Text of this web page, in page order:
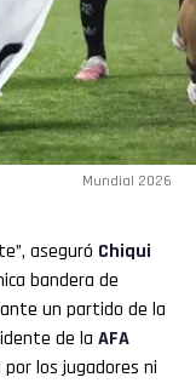
Mundial 2026
aseguró Chiqui
bandera de
un partido de la
de la AFA
los jugadores ni